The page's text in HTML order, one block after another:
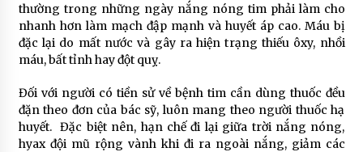
Cách làm mứt bí xanh không cần nước vôi
5 năm ago
Cách chữa đầy bụng dân gian- Nguyên nhân,
cách điều trị
5 năm ago
thường trong những ngày nắng nóng tim phải làm cho
nhanh hơn làm mạch đập mạnh và huyết áp cao. Máu bị
đặc lại do mất nước và gây ra hiện trạng thiếu ôxy, nhồi
máu, bất tỉnh hay đột quỵ.
Đối với người có tiền sử về bệnh tim cần dùng thuốc đều
đặn theo đơn của bác sỹ, luôn mang theo người thuốc hạ
huyết. Đặc biệt nên, hạn chế đi lại giữa trời nắng nóng,
hyax đội mũ rộng vành khi đi ra ngoài nắng, giảm các